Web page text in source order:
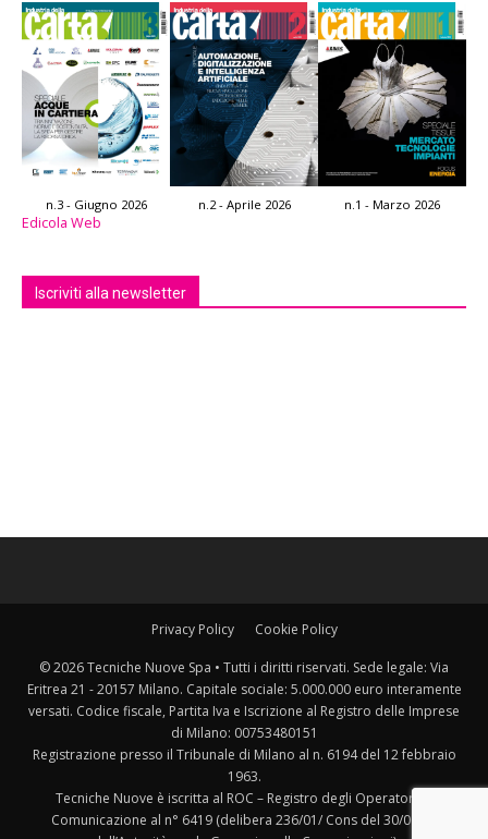
n.3 - Giugno 2026 n.2 - Aprile 2026 n.1 - Marzo 2026
Edicola Web
Iscriviti alla newsletter
Privacy Policy Cookie Policy
© 2026 Tecniche Nuove Spa • Tutti i diritti riservati. Sede legale: Via
Eritrea 21 - 20157 Milano. Capitale sociale: 5.000.000 euro interamente
versati. Codice fiscale, Partita Iva e Iscrizione al Registro delle Imprese
di Milano: 00753480151
Registrazione presso il Tribunale di Milano al n. 6194 del 12 febbraio
1963.
Tecniche Nuove è iscritta al ROC – Registro degli Operatori di
Comunicazione al n° 6419 (delibera 236/01/ Cons del 30/06/01